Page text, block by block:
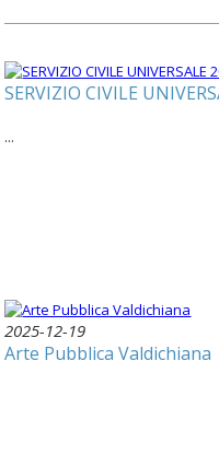
SERVIZIO CIVILE
...
2025-12-19
Arte Pubblica Valdichiana